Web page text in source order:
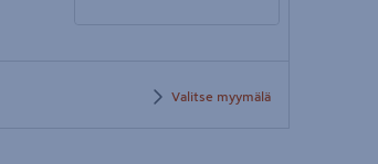
postinumero
Valitse myymälä